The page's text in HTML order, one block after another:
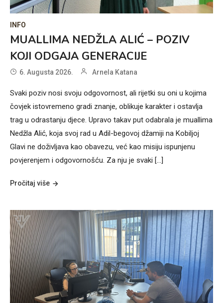
INFO
MUALLIMA NEDŽLA ALIĆ – POZIV
KOJI ODGAJA GENERACIJE
6. Augusta 2026. Arnela Katana
Svaki poziv nosi svoju odgovornost, ali rijetki su oni u kojima
čovjek istovremeno gradi znanje, oblikuje karakter i ostavlja
trag u odrastanju djece. Upravo takav put odabrala je muallima
Nedžla Alić, koja svoj rad u Adil-begovoj džamiji na Kobiljoj
Glavi ne doživljava kao obavezu, već kao misiju ispunjenu
povjerenjem i odgovornošću. Za nju je svaki […]
Pročitaj više